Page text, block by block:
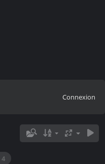
Connexion
4